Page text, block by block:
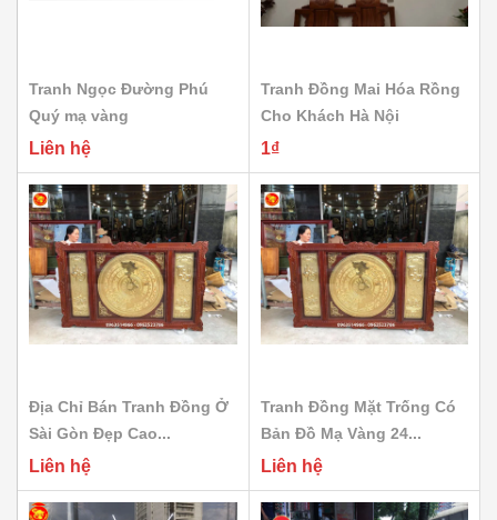
Tranh Ngọc Đường Phú
Quý mạ vàng
Liên hệ
Tranh Đồng Mai Hóa Rồng
Cho Khách Hà Nội
1₫
Địa Chỉ Bán Tranh Đồng Ở
Sài Gòn Đẹp Cao...
Liên hệ
Tranh Đồng Mặt Trống Có
Bản Đồ Mạ Vàng 24...
Liên hệ